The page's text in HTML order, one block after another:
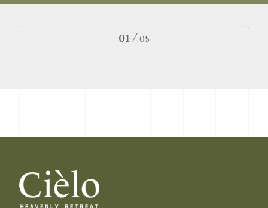
루프탑 바베큐장
01 /05